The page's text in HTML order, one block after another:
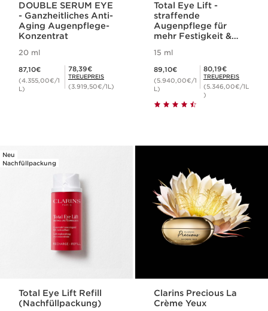
DOUBLE SERUM EYE
- Ganzheitliches Anti-
Aging Augenpflege-
Konzentrat
20 ml
87,10€
(4.355,00€/1
L)
Mitgliederpreis 78,39€
78,39€
TREUEPREIS
(3.919,50€/1L)
Total Eye Lift -
straffende
Augenpflege für
mehr Festigkeit &
15 ml
89,10€
(5.940,00€/1
L)
Mitgliederpreis 80,19€
80,19€
TREUEPREIS
(5.346,00€/1L
)
Neu
Nachfüllpackung
Total Eye Lift Refill
(Nachfüllpackung)
Clarins Precious La
Crème Yeux